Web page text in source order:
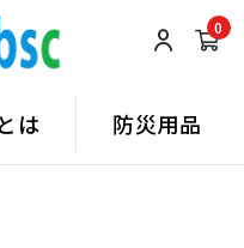
0
は 防災用品